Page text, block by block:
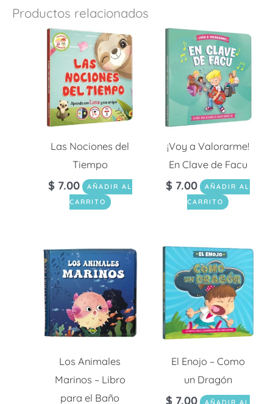
Productos relacionados
Las Nociones del
Tiempo
$ 7.00
AÑADIR AL
CARRITO
¡Voy a Valorarme!
En Clave de Facu
$ 7.00
AÑADIR AL
CARRITO
Los Animales
Marinos – Libro
para el Baño
El Enojo – Como
un Dragón
$ 7.00
AÑADIR AL